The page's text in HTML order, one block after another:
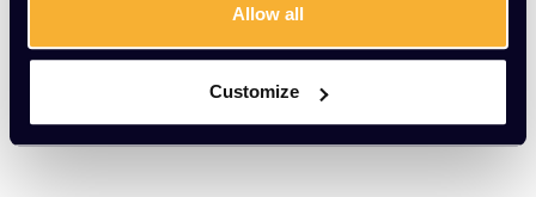
Allow all
Customize
ONTDEK MEER
1 2 3 4 5 6